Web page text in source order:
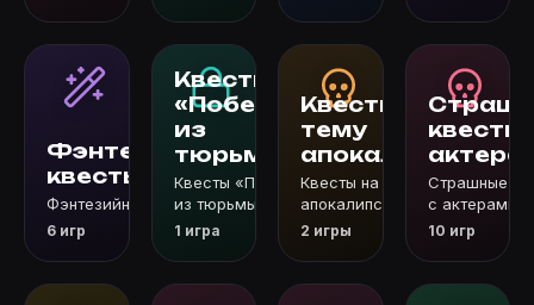
Фэнтезийные
квесты
Фэнтезийные квесты
6 игр
Квесты
«Побег
из
тюрьмы»
Квесты «Побег
из тюрьмы»
1 игра
Квесты на
тему
апокалипсиса
Квесты на тему
апокалипсиса
2 игры
квесты
Страшные
с актерами
10 игр